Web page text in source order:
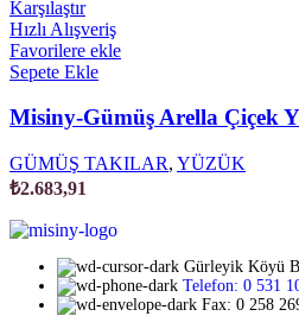
Karşılaştır
Hızlı Alışveriş
Favorilere ekle
Sepete Ekle
Misiny-Gümüş Arella Çiçek
GÜMÜŞ TAKILAR, YÜZÜK
₺2.683,91
Gürleyik Köyü
Telefon: 0 531
Fax: 0 258